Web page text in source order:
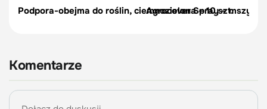
Podpora-obejma do roślin, ciemnozielona – 10 szt.
Agrocover Spray –
Komentarze